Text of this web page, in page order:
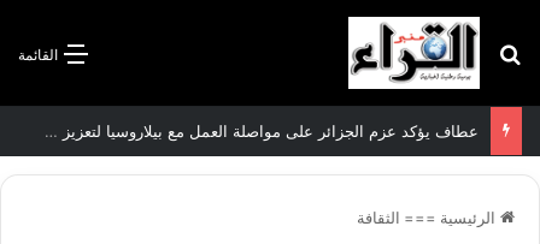
القائمة بحث عن
سعيود يشدد على إلزامية استكمال جميع عمليات تعويض متضرري حرائق الغابات قبل نهاية شهر أوت
الرئيسية === الثقافة